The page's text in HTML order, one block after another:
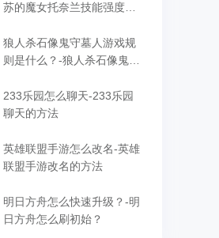
苏的魔女托奈兰技能强度介
狼人杀石像鬼守墓人游戏规
则是什么？-狼人杀石像鬼守
233乐园怎么聊天-233乐园
聊天的方法
英雄联盟手游怎么改名-英雄
联盟手游改名的方法
明日方舟怎么快速升级？-明
日方舟怎么刷初始？